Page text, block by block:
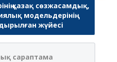
қазақ сөзжасамдық,
модельдерінің
жүйесі
сараптама